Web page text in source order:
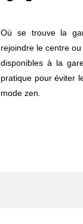
Où se trouve la
rejoindre le centre
disponibles à la
pratique pour éviter
mode zen.